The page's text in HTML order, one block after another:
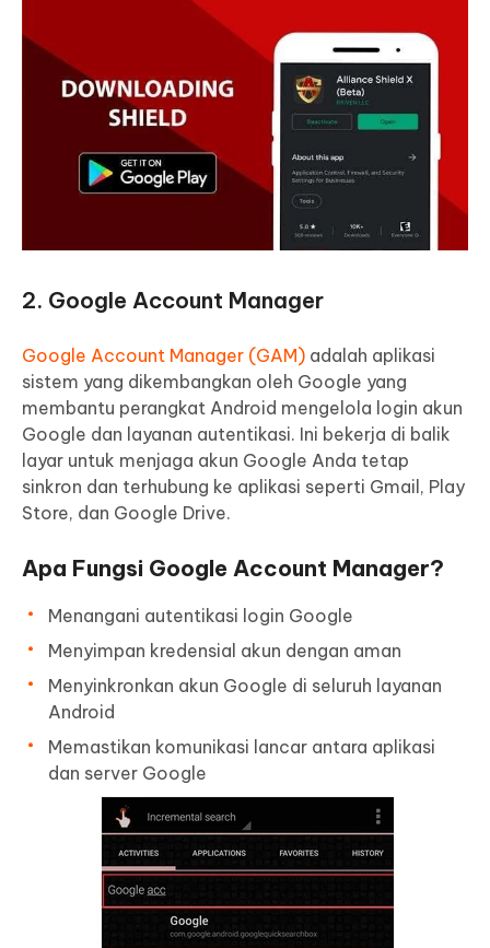
2. Google Account Manager
Google Account Manager (GAM) adalah aplikasi
sistem yang dikembangkan oleh Google yang
membantu perangkat Android mengelola login akun
Google dan layanan autentikasi. Ini bekerja di balik
layar untuk menjaga akun Google Anda tetap
sinkron dan terhubung ke aplikasi seperti Gmail, Play
Store, dan Google Drive.
Apa Fungsi Google Account Manager?
Menangani autentikasi login Google
Menyimpan kredensial akun dengan aman
Menyinkronkan akun Google di seluruh layanan
Android
Memastikan komunikasi lancar antara aplikasi
dan server Google